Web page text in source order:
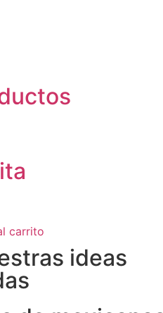
carrito
ideas